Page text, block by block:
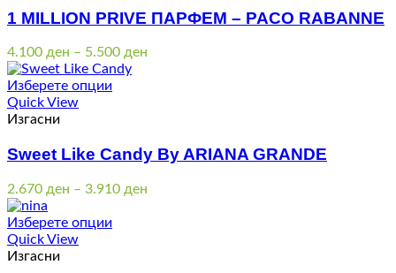
1 MILLION PRIVE ПАРФЕМ – PACO RABANNE
4.100 ден – 5.500 ден
Изберете опции
Quick View
Изгасни
Sweet Like Candy By ARIANA GRANDE
2.670 ден – 3.910 ден
Изберете опции
Quick View
Изгасни